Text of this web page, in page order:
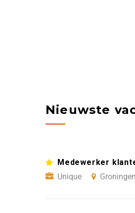
Nieuwste
Medewerker
Unique
Groningen